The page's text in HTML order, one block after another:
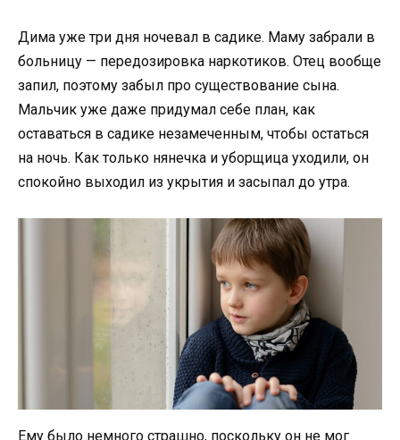
Дима уже три дня ночевал в садике. Маму забрали в
больницу — передозировка наркотиков. Отец вообще
запил, поэтому забыл про существование сына.
Мальчик уже даже придумал себе план, как
оставаться в садике незамеченным, чтобы остаться
на ночь. Как только нянечка и уборщица уходили, он
спокойно выходил из укрытия и засыпал до утра.
Ему было немного страшно, поскольку он не мог